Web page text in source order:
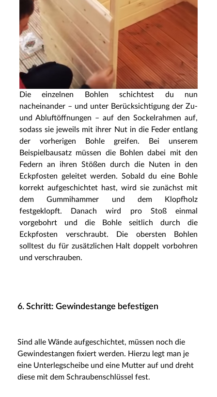
Die einzelnen Bohlen schichtest du nun
nacheinander – und unter Berücksichtigung der Zu-
und Abluftöffnungen – auf den Sockelrahmen auf,
sodass sie jeweils mit ihrer Nut in die Feder entlang
der vorherigen Bohle greifen. Bei unserem
Beispielbausatz müssen die Bohlen dabei mit den
Federn an ihren Stößen durch die Nuten in den
Eckpfosten geleitet werden. Sobald du eine Bohle
korrekt aufgeschichtet hast, wird sie zunächst mit
dem Gummihammer und dem Klopfholz
festgeklopft. Danach wird pro Stoß einmal
vorgebohrt und die Bohle seitlich durch die
Eckpfosten verschraubt. Die obersten Bohlen
solltest du für zusätzlichen Halt doppelt vorbohren
und verschrauben.
6. Schritt: Gewindestange befestigen
Sind alle Wände aufgeschichtet, müssen noch die
Gewindestangen fixiert werden. Hierzu legt man je
eine Unterlegscheibe und eine Mutter auf und dreht
diese mit dem Schraubenschlüssel fest.